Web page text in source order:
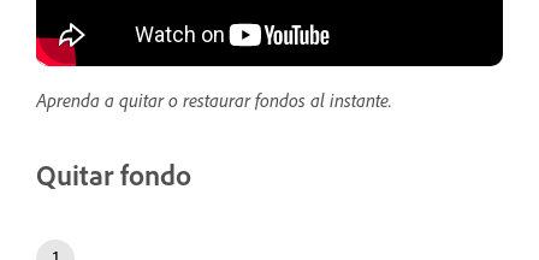
Aprenda a quitar o restaurar fondos al instante.
Quitar fondo